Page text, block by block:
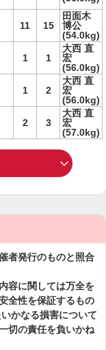
11 15
田面木
博公
(54.0kg)
1 1
大西 直
宏
(56.0kg)
1 2
大西 直
宏
(56.0kg)
2 3
大西 直
宏
(57.0kg)
者発行のものと照合
容に関しては万全を
全性を保証するもの
かなる損害について
切の責任を負いかね